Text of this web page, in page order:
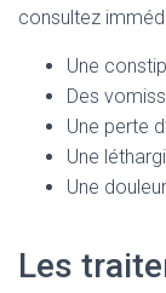
consultez
Une
Des
Une perte
Une
Une
Les